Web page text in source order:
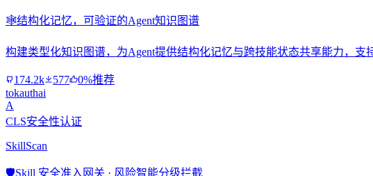
🕸️结构化记忆，可验证的Agent知识图谱
构建类型化知识图谱，为Agent提供结构化记忆与跨技能状态共享能力，支
174.2k 577
0%推荐
tokauthai
A
CLS安全性认证
SkillScan
🛡️Skill 安全准入网关 · 风险智能分级拦截